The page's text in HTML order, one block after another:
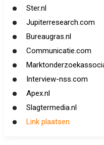
Ster.nl
Jupiterresearch.com
Bureaugras.nl
Communicatie.com
Interview-nss.com
Apex.nl
Slagtermedia.nl
Link plaatsen